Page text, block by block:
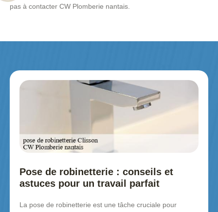
pas à contacter CW Plomberie nantais.
Pose de robinetterie : conseils et
astuces pour un travail parfait
La pose de robinetterie est une tâche cruciale pour